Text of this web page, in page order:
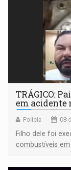
TRÁGICO:
em acidente
Polícia 08
Filho dele foi
combustíveis